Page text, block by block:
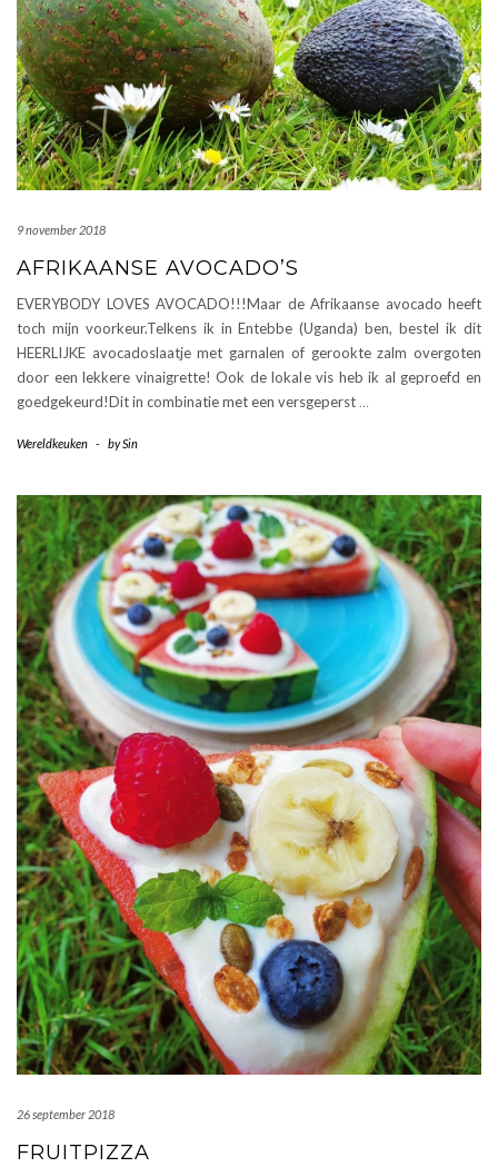
9 november 2018
AFRIKAANSE AVOCADO’S
EVERYBODY LOVES AVOCADO!!!Maar de Afrikaanse avocado heeft
toch mijn voorkeur.Telkens ik in Entebbe (Uganda) ben, bestel ik dit
HEERLIJKE avocadoslaatje met garnalen of gerookte zalm overgoten
door een lekkere vinaigrette! Ook de lokale vis heb ik al geproefd en
goedgekeurd!Dit in combinatie met een versgeperst …
Wereldkeuken - bySin
26 september 2018
FRUITPIZZA